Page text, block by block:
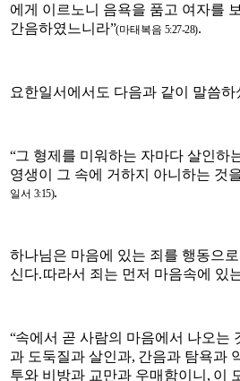
에게 이르노니 음욕을 품고 여자를
간음하였느니라”(마태복음 5:27-28).
요한일서에서도 다음과 같이 말씀하
“그 형제를 미워하는 자마다 살인하
영생이 그 속에 거하지 아니하는 것
일서 3:15).
하나님은 마음에 있는 죄를 행동으
신다.따라서 죄는 먼저 마음속에 있
“속에서 곧 사람의 마음에서 나오는
과 도둑질과 살인과, 간음과 탐욕과
투와 비방과 교만과 우매함이니 , 이